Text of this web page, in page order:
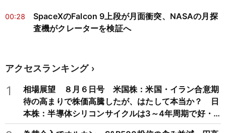
00:28
SpaceXのFalcon 9上段が月面衝突、NASAの月探
査機がクレーターを検証へ
アクセスランキング
1
相場展望 ８月６日号 米国株：米国・イラン合意期
待の高まりで株価高騰したが、はたして本当か？ 日
本株：半導体シリコンサイクルは3～4年周期で好・
不況を繰り返すため注意